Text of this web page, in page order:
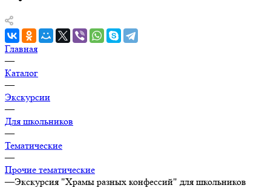
Главная
—
Каталог
—
Экскурсии
—
Для школьников
—
Тематические
—
Прочие тематические
—Экскурсия "Храмы разных конфессий" для школьников